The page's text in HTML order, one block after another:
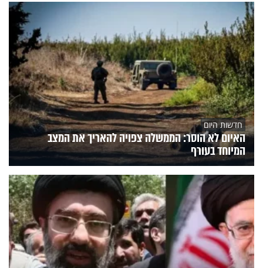
חדשות היום
האיום לא הוסר: הממשלה צפויה להאריך את המצב
המיוחד בעורף